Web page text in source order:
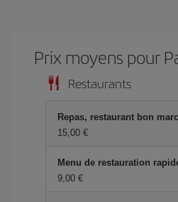
Prix ​​moyens pour
Restaurants
Repas, restaurant bon
15,00 €
Menu de restauration
9,00 €